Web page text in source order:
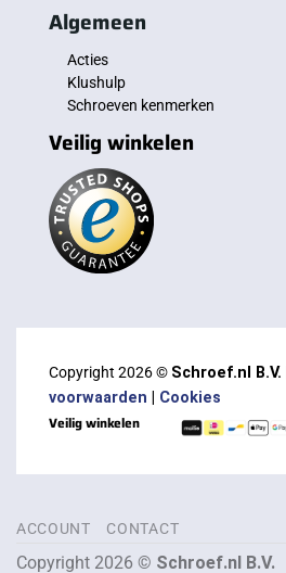
Algemeen
Acties
Klushulp
Schroeven kenmerken
Veilig winkelen
Copyright 2026 © Schroef.nl B.V. |
voorwaarden
Cookies
Veilig winkelen
ACCOUNT CONTACT
Copyright 2026 © Schroef.nl B.V.